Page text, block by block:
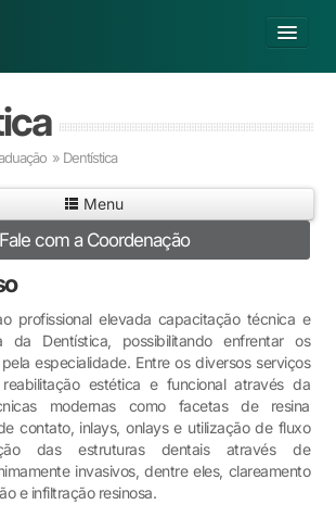
Já sou Aluno
Matricule-se
» Dentística
Menu
Fale com a Coordenação
profissional elevada capacitação técnica e
da Dentística, possibilitando enfrentar os
especialidade. Entre os diversos serviços
estética e funcional através da
modernas como facetas de resina
contato, inlays, onlays e utilização de fluxo
das estruturas dentais através de
invasivos, dentre eles, clareamento
e infiltração resinosa.